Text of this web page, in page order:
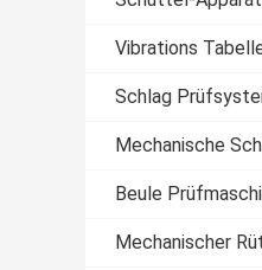
Vibrations
Schlag
Mechanische
Beule
Mechanischer